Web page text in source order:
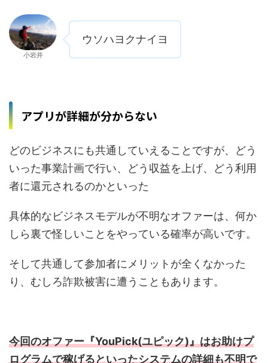
小岩井
ウソハヨクナイヨ
アプリが詳細が分からない
どのビジネスにも共通していえることですが、どう
いった事業計画で行い、どう収益を上げ、どう利用
者に還元されるのかといった
具体的なビジネスモデルが不明なオファーは、何か
しら裏で怪しいことをやっている確率が高いです。
そして共通して参加者にメリットが全くなかった
り、むしろ詐欺被害に遭うこともあります。
今回のオファー『YouPick(ユピック)』はお助けプ
ログラムで稼げるといったシステムの詳細も不明で